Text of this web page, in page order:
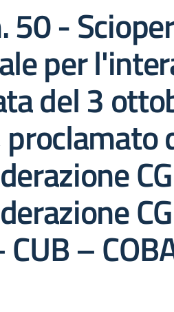
50 -
per
del 3
–